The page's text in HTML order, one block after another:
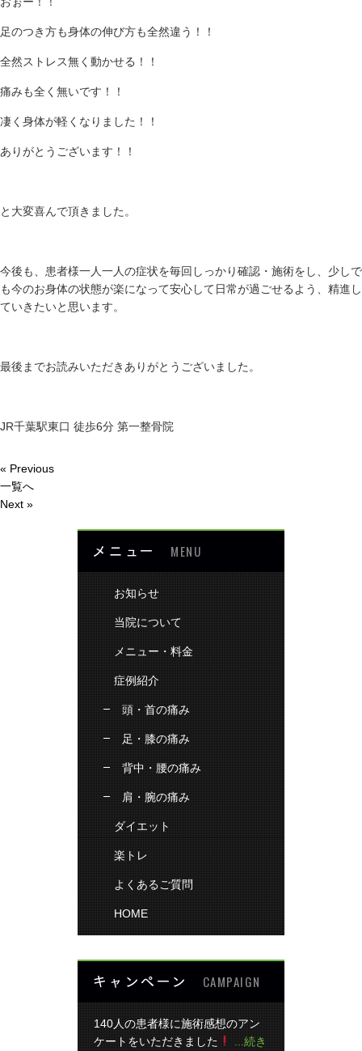
足のつき方も身体の伸び方も全然違う！！
全然ストレス無く動かせる！！
痛みも全く無いです！！
凄く身体が軽くなりました！！
ありがとうございます！！
と大変喜んで頂きました。
今後も、患者様一人一人の症状を毎回しっかり確認・施術をし、少しで
も今のお身体の状態が楽になって安心して日常が過ごせるよう、精進し
ていきたいと思います。
最後までお読みいただきありがとうございました。
JR千葉駅東口 徒歩6分 第一整骨院
« Previous
一覧へ
Next »
メニュー MENU
お知らせ
当院について
メニュー・料金
症例紹介
頭・首の痛み
足・膝の痛み
背中・腰の痛み
肩・腕の痛み
ダイエット
楽トレ
よくあるご質問
HOME
キャンペーン CAMPAIGN
140人の患者様に施術感想のアン
ケートをいただきました
...続き